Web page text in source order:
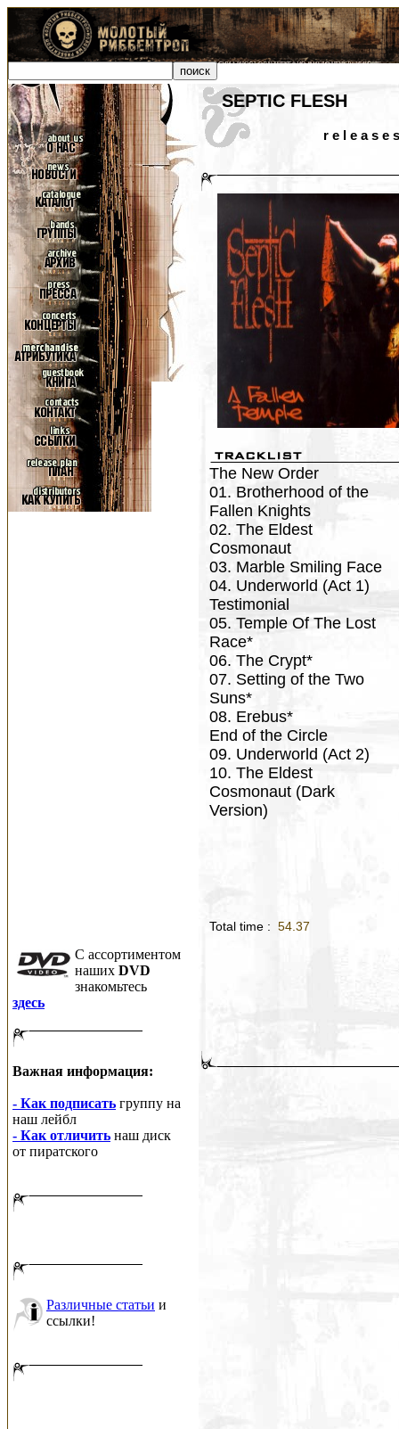
C ассортиментом
наших DVD
знакомьтесь
здесь
Важная информация:
- Как подписать группу на
наш лейбл
- Как отличить наш диск
от пиратского
Различные статьи и
ссылки!
SEPTIC FLESH
r e l e a s e s
The New Order
01. Brotherhood of the
Fallen Knights
02. The Eldest
Cosmonaut
03. Marble Smiling Face
04. Underworld (Act 1)
Testimonial
05. Temple Of The Lost
Race*
06. The Crypt*
07. Setting of the Two
Suns*
08. Erebus*
End of the Circle
09. Underworld (Act 2)
10. The Eldest
Cosmonaut (Dark
Version)
Total time : 54.37